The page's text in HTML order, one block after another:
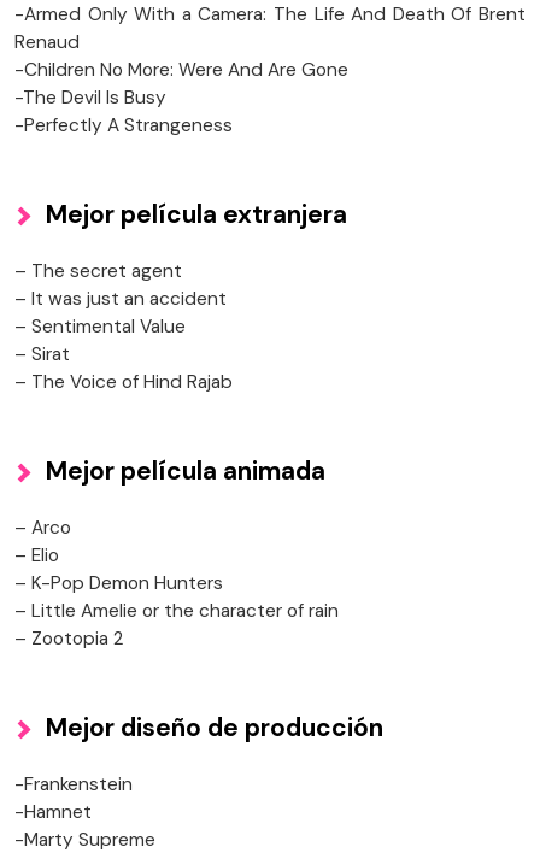
-Armed Only With a Camera: The Life And Death Of Brent
Renaud
-Children No More: Were And Are Gone
-The Devil Is Busy
-Perfectly A Strangeness
Mejor película extranjera
– The secret agent
– It was just an accident
– Sentimental Value
– Sirat
– The Voice of Hind Rajab
Mejor película animada
– Arco
– Elio
– K-Pop Demon Hunters
– Little Amelie or the character of rain
– Zootopia 2
Mejor diseño de producción
-Frankenstein
-Hamnet
-Marty Supreme